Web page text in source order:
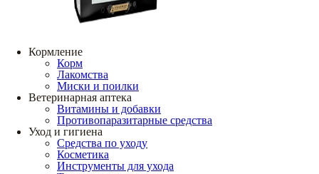
Кормление
Корм
Лакомства
Миски и поилки
Ветеринарная аптека
Витамины и добавки
Противопаразитарные средства
Уход и гигиена
Средства по уходу
Косметика
Инструменты для ухода